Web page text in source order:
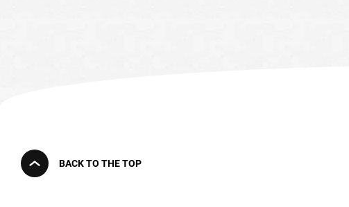
BACK TO THE TOP